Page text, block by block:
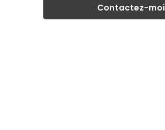
Contactez-moi